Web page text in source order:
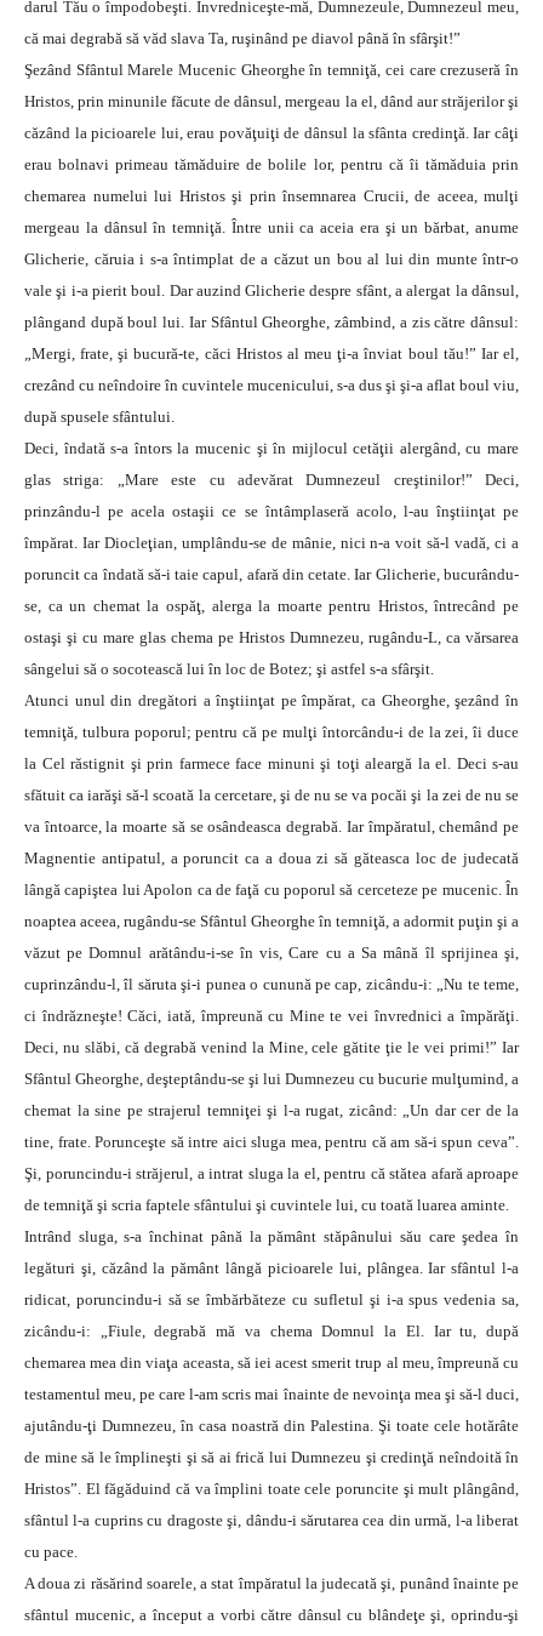
darul Tău o împodobeşti. Învredniceşte-mă, Dumnezeule, Dumnezeul meu,
că mai degrabă să văd slava Ta, ruşinând pe diavol până în sfârşit!”
Şezând Sfântul Marele Mucenic Gheorghe în temniţă, cei care crezuseră în
Hristos, prin minunile făcute de dânsul, mergeau la el, dând aur străjerilor şi
căzând la picioarele lui, erau povăţuiţi de dânsul la sfânta credinţă. Iar câţi
erau bolnavi primeau tămăduire de bolile lor, pentru că îi tămăduia prin
chemarea numelui lui Hristos şi prin însemnarea Crucii, de aceea, mulţi
mergeau la dânsul în temniţă. Între unii ca aceia era şi un bărbat, anume
Glicherie, căruia i s-a întimplat de a căzut un bou al lui din munte într-o
vale şi i-a pierit boul. Dar auzind Glicherie despre sfânt, a alergat la dânsul,
plângand după boul lui. Iar Sfântul Gheorghe, zâmbind, a zis către dânsul:
„Mergi, frate, şi bucură-te, căci Hristos al meu ţi-a înviat boul tău!” Iar el,
crezând cu neîndoire în cuvintele mucenicului, s-a dus şi şi-a aflat boul viu,
după spusele sfântului.
Deci, îndată s-a întors la mucenic şi în mijlocul cetăţii alergând, cu mare
glas striga: „Mare este cu adevărat Dumnezeul creştinilor!” Deci,
prinzându-l pe acela ostaşii ce se întâmplaseră acolo, l-au înştiinţat pe
împărat. Iar Diocleţian, umplându-se de mânie, nici n-a voit să-l vadă, ci a
poruncit ca îndată să-i taie capul, afară din cetate. Iar Glicherie, bucurându-
se, ca un chemat la ospăţ, alerga la moarte pentru Hristos, întrecând pe
ostaşi şi cu mare glas chema pe Hristos Dumnezeu, rugându-L, ca vărsarea
sângelui să o socotească lui în loc de Botez; şi astfel s-a sfârşit.
Atunci unul din dregători a înştiinţat pe împărat, ca Gheorghe, şezând în
temniţă, tulbura poporul; pentru că pe mulţi întorcându-i de la zei, îi duce
la Cel răstignit şi prin farmece face minuni şi toţi aleargă la el. Deci s-au
sfătuit ca iarăşi să-l scoată la cercetare, şi de nu se va pocăi şi la zei de nu se
va întoarce, la moarte să se osândeasca degrabă. Iar împăratul, chemând pe
Magnentie antipatul, a poruncit ca a doua zi să găteasca loc de judecată
lângă capiştea lui Apolon ca de faţă cu poporul să cerceteze pe mucenic. În
noaptea aceea, rugându-se Sfântul Gheorghe în temniţă, a adormit puţin şi a
văzut pe Domnul arătându-i-se în vis, Care cu a Sa mână îl sprijinea şi,
cuprinzându-l, îl săruta şi-i punea o cunună pe cap, zicându-i: „Nu te teme,
ci îndrăzneşte! Căci, iată, împreună cu Mine te vei învrednici a împărăţi.
Deci, nu slăbi, că degrabă venind la Mine, cele gătite ţie le vei primi!” Iar
Sfântul Gheorghe, deşteptându-se şi lui Dumnezeu cu bucurie mulţumind, a
chemat la sine pe strajerul temniţei şi l-a rugat, zicând: „Un dar cer de la
tine, frate. Porunceşte să intre aici sluga mea, pentru că am să-i spun ceva”.
Şi, poruncindu-i străjerul, a intrat sluga la el, pentru că stătea afară aproape
de temniţă şi scria faptele sfântului şi cuvintele lui, cu toată luarea aminte.
Intrând sluga, s-a închinat până la pământ stăpânului său care şedea în
legături şi, căzând la pământ lângă picioarele lui, plângea. Iar sfântul l-a
ridicat, poruncindu-i să se îmbărbăteze cu sufletul şi i-a spus vedenia sa,
zicându-i: „Fiule, degrabă mă va chema Domnul la El. Iar tu, după
chemarea mea din viaţa aceasta, să iei acest smerit trup al meu, împreună cu
testamentul meu, pe care l-am scris mai înainte de nevoinţa mea şi să-l duci,
ajutându-ţi Dumnezeu, în casa noastră din Palestina. Şi toate cele hotărâte
de mine să le împlineşti şi să ai frică lui Dumnezeu şi credinţă neîndoită în
Hristos”. El făgăduind că va împlini toate cele poruncite şi mult plângând,
sfântul l-a cuprins cu dragoste şi, dându-i sărutarea cea din urmă, l-a liberat
cu pace.
A doua zi răsărind soarele, a stat împăratul la judecată şi, punând înainte pe
sfântul mucenic, a început a vorbi către dânsul cu blândeţe şi, oprindu-şi